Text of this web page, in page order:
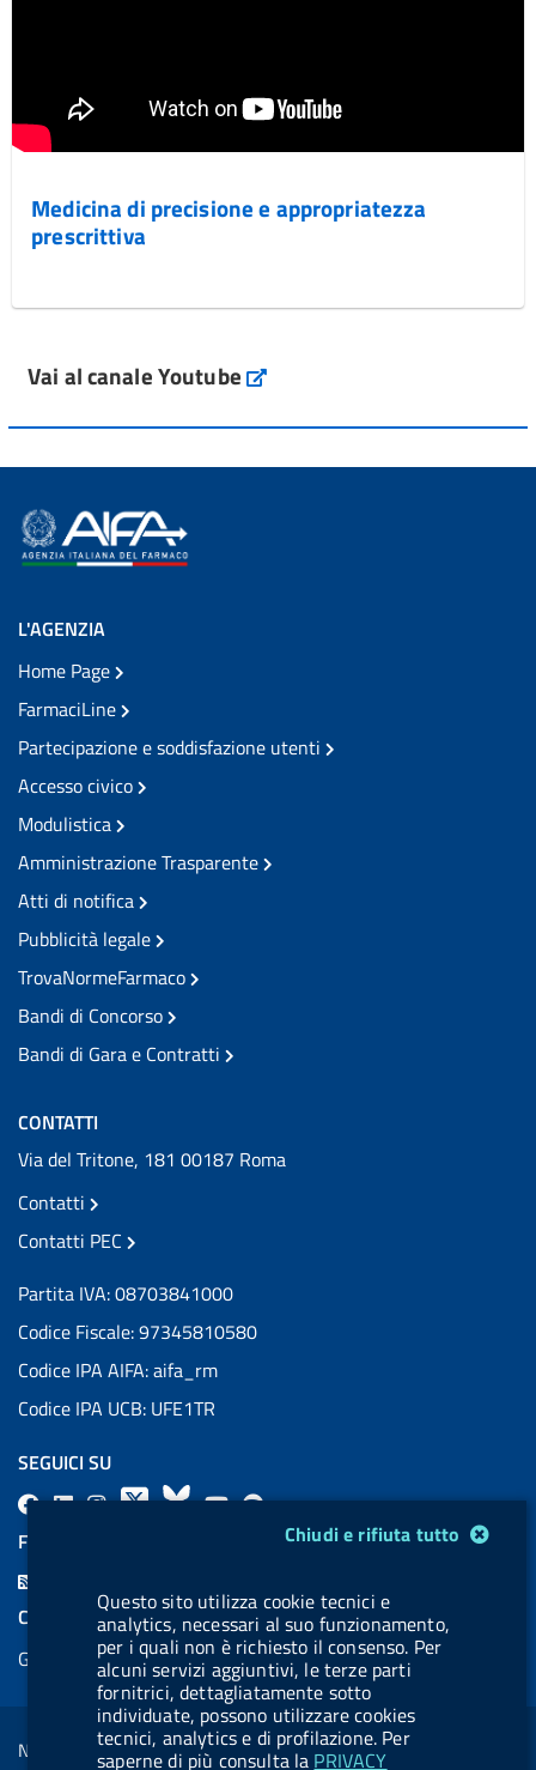
Medicina di precisione e appropriatezza
prescrittiva
Vai al canale Youtube
Chiudi e rifiuta tutto
Questo sito utilizza cookie tecnici e
analytics, necessari al suo funzionamento,
per i quali non è richiesto il consenso. Per
alcuni servizi aggiuntivi, le terze parti
fornitrici, dettagliatamente sotto
individuate, possono utilizzare cookies
tecnici, analytics e di profilazione. Per
saperne di più consulta la PRIVACY
L'AGENZIA
Home Page
FarmaciLine
Partecipazione e soddisfazione utenti
Accesso civico
Modulistica
Amministrazione Trasparente
Atti di notifica
Pubblicità legale
TrovaNormeFarmaco
Bandi di Concorso
Bandi di Gara e Contratti
CONTATTI
Via del Tritone, 181 00187 Roma
Contatti
Contatti PEC
Partita IVA: 08703841000
Codice Fiscale: 97345810580
Codice IPA AIFA: aifa_rm
Codice IPA UCB: UFE1TR
SEGUICI SU
F
L
l
e
l
.
b
u
t
X
B
e
s
k
y
Y
t
u
b
e
l
e
l
.
b
u
t
FEED RSS
COOKIES
Gestione cookie
Sezione Link Utili
Note legali